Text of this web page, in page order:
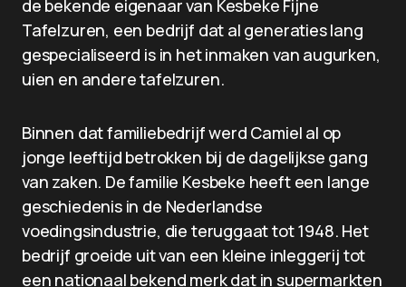
de bekende eigenaar van Kesbeke Fijne
Tafelzuren, een bedrijf dat al generaties lang
gespecialiseerd is in het inmaken van augurken,
uien en andere tafelzuren.
Binnen dat familiebedrijf werd Camiel al op
jonge leeftijd betrokken bij de dagelijkse gang
van zaken. De familie Kesbeke heeft een lange
geschiedenis in de Nederlandse
voedingsindustrie, die teruggaat tot 1948. Het
bedrijf groeide uit van een kleine inleggerij tot
een nationaal bekend merk dat in supermarkten